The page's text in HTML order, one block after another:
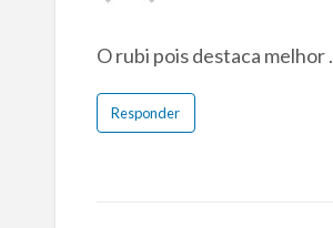
O rubi pois destaca melhor .
Responder